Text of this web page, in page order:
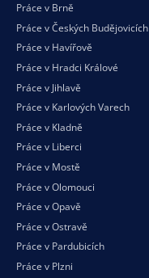
Práce v Brně
Práce v Českých Budějovicích
Práce v Havířově
Práce v Hradci Králové
Práce v Jihlavě
Práce v Karlových Varech
Práce v Kladně
Práce v Liberci
Práce v Mostě
Práce v Olomouci
Práce v Opavě
Práce v Ostravě
Práce v Pardubicích
Práce v Plzni